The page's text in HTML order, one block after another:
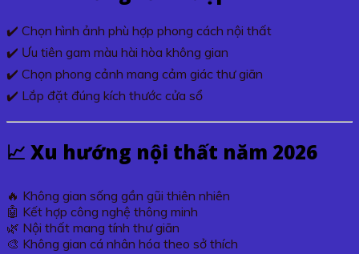
✔️ Chọn hình ảnh phù hợp phong cách nội thất
✔️ Ưu tiên gam màu hài hòa không gian
✔️ Chọn phong cảnh mang cảm giác thư giãn
✔️ Lắp đặt đúng kích thước cửa sổ
📈 Xu hướng nội thất năm 2026
🔥 Không gian sống gần gũi thiên nhiên
🤖 Kết hợp công nghệ thông minh
🌿 Nội thất mang tính thư giãn
🎨 Không gian cá nhân hóa theo sở thích